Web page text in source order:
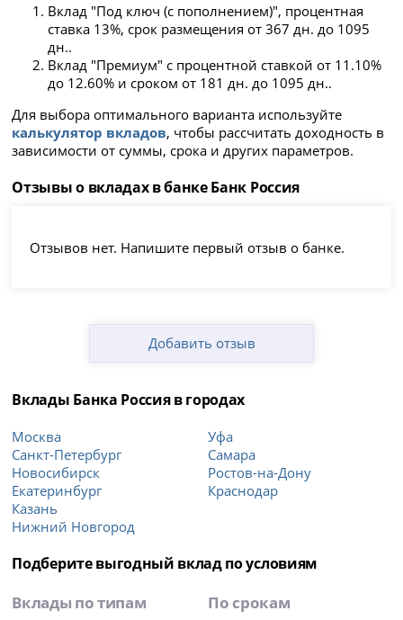
Вклад "Под ключ (с пополнением)", процентная
ставка 13%, срок размещения от 367 дн. до 1095
дн..
Вклад "Премиум" с процентной ставкой от 11.10%
до 12.60% и сроком от 181 дн. до 1095 дн..
Для выбора оптимального варианта используйте
калькулятор вкладов, чтобы рассчитать доходность в
зависимости от суммы, срока и других параметров.
Отзывы о вкладах в банке Банк Россия
Отзывов нет. Напишите первый отзыв о банке.
Добавить отзыв
Вклады Банка Россия в городах
Москва
Санкт-Петербург
Новосибирск
Екатеринбург
Казань
Нижний Новгород
Уфа
Самара
Ростов-на-Дону
Краснодар
Подберите выгодный вклад по условиям
Вклады по типам По срокам